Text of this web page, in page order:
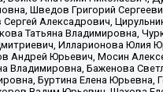
Шведов Григорий
Алексадрович,
Татьяна Владимировна,
Илларионова Юлия
Юрьевич, Мосин
Баженова
Буртина Елена